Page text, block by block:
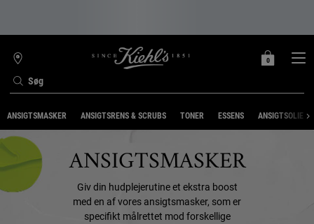
Søg
FIND
BUTIK
MIN
0
0 PRODUKT
ANSIGTSMASKER ANSIGTSRENS & SCRUBS TONER ESSENS ANSIGTSOLIE
ANSIGTSMASKER
Giv din hudplejerutine et ekstra boost
med en af vores ansigtsmasker, som er
specifikt målrettet mod forskellige